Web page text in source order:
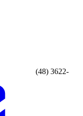
(48) 3622-